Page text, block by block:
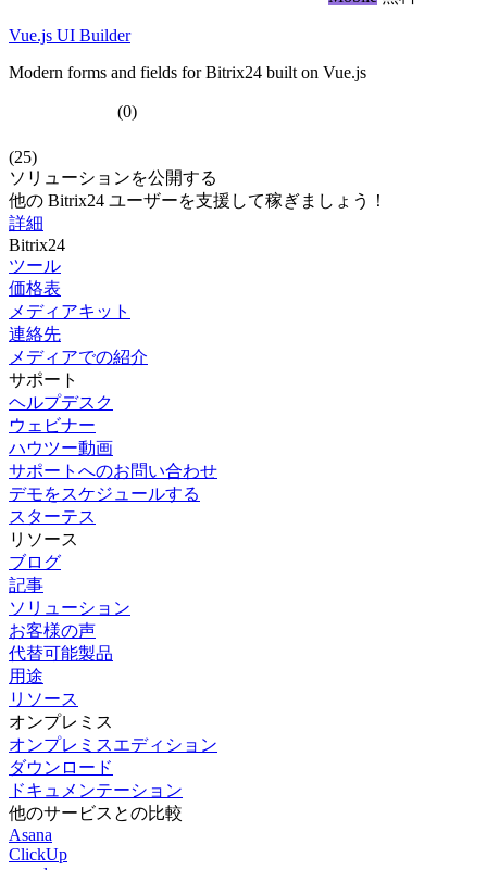
Vue.js UI Builder
Modern forms and fields for Bitrix24 built on Vue.js
(0)
(25)
ソリューションを公開する
他の Bitrix24 ユーザーを支援して稼ぎましょう！
詳細
Bitrix24
ツール
価格表
メディアキット
連絡先
メディアでの紹介
サポート
ヘルプデスク
ウェビナー
ハウツー動画
サポートへのお問い合わせ
デモをスケジュールする
スターテス
リソース
ブログ
記事
ソリューション
お客様の声
代替可能製品
用途
リソース
オンプレミス
オンプレミスエディション
ダウンロード
ドキュメンテーション
他のサービスとの比較
Asana
ClickUp